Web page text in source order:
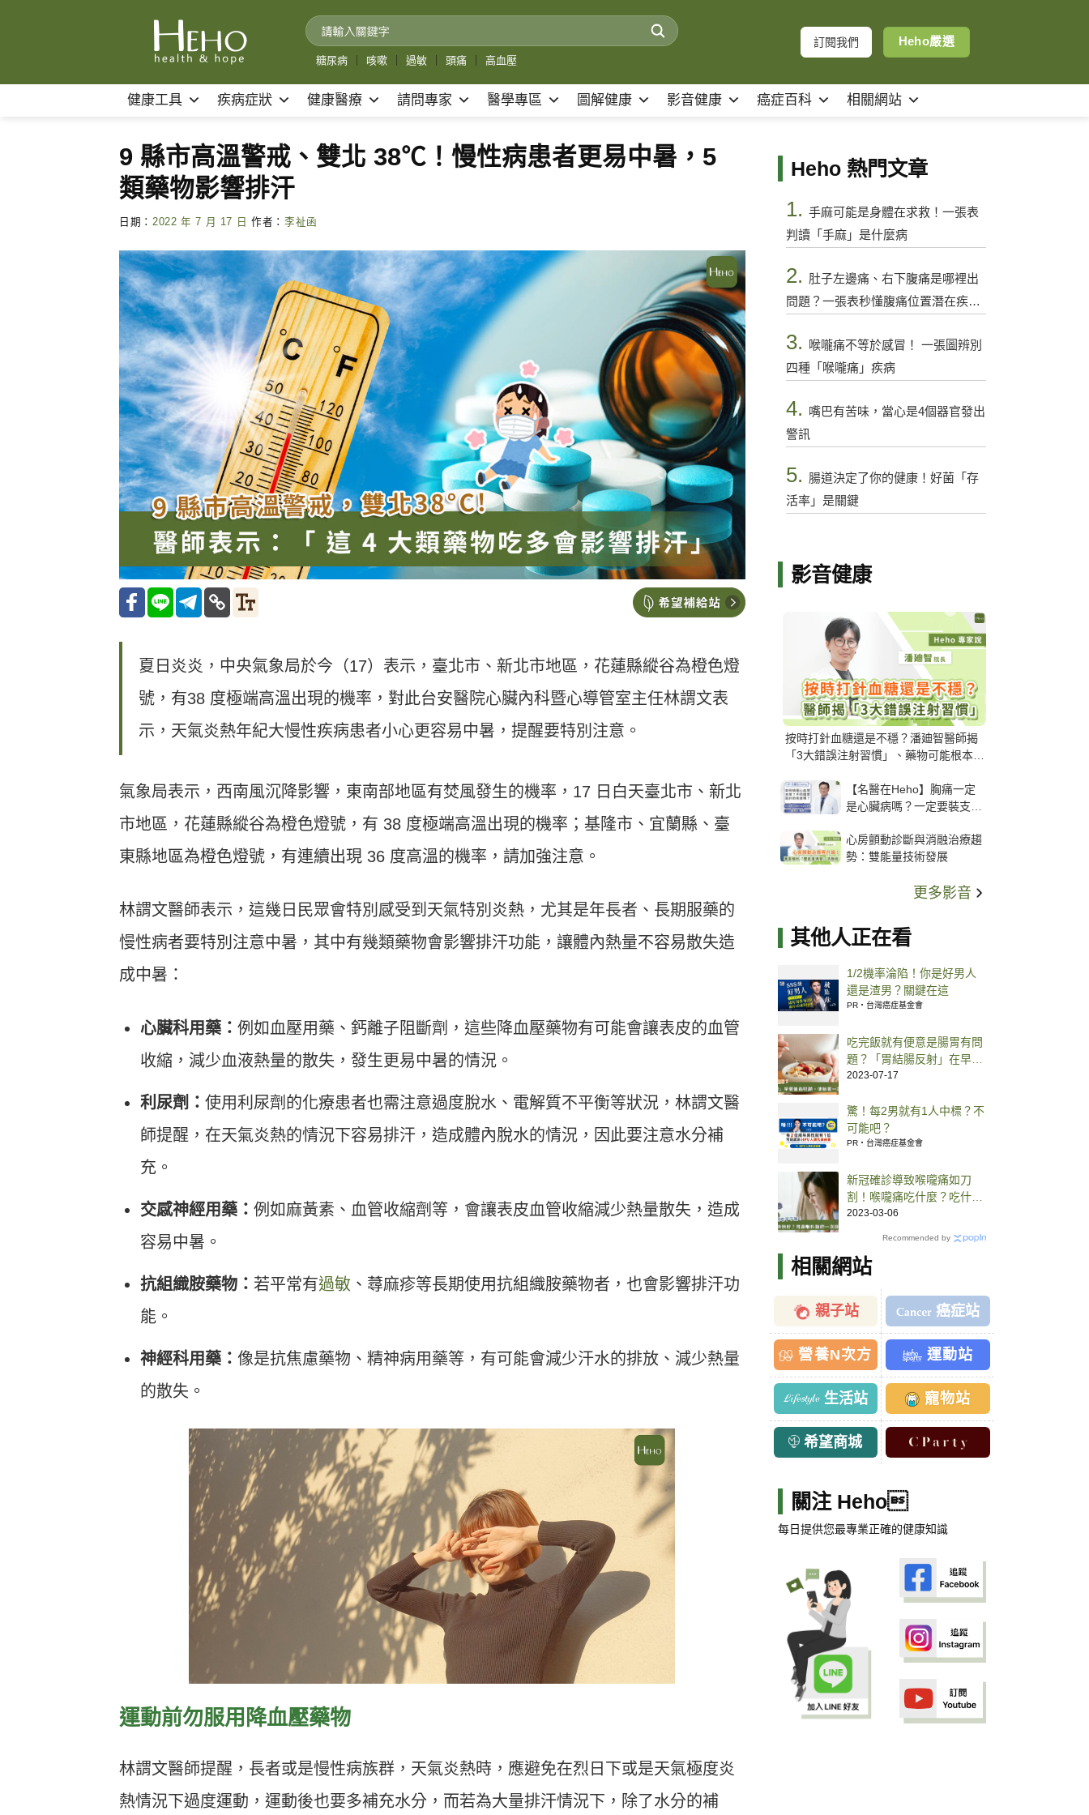
糖尿病 咳嗽 過敏 頭痛 高血壓
訂閱我們 Heho嚴選
健康工具 疾病症狀 健康醫療 請問專家 醫學專區 圖解健康 影音健康 癌症百科 相關網站
9 縣市高溫警戒、雙北 38℃！慢性病患者更易中暑，5
類藥物影響排汗
日期： 2022 年 7 月 17 日 作者： 李祉函
夏日炎炎，中央氣象局於今（17）表示，臺北市、新北市地區，花蓮縣縱谷為橙色燈
號，有38 度極端高溫出現的機率，對此台安醫院心臟內科暨心導管室主任林謂文表
示，天氣炎熱年紀大慢性疾病患者小心更容易中暑，提醒要特別注意。
氣象局表示，西南風沉降影響，東南部地區有焚風發生的機率，17 日白天臺北市、新北
市地區，花蓮縣縱谷為橙色燈號，有 38 度極端高溫出現的機率；基隆市、宜蘭縣、臺
東縣地區為橙色燈號，有連續出現 36 度高溫的機率，請加強注意。
林謂文醫師表示，這幾日民眾會特別感受到天氣特別炎熱，尤其是年長者、長期服藥的
慢性病者要特別注意中暑，其中有幾類藥物會影響排汗功能，讓體內熱量不容易散失造
成中暑：
心臟科用藥： 例如血壓用藥、鈣離子阻斷劑，這些降血壓藥物有可能會讓表皮的血管
收縮，減少血液熱量的散失，發生更易中暑的情況。
利尿劑： 使用利尿劑的化療患者也需注意過度脫水、電解質不平衡等狀況，林謂文醫
師提醒，在天氣炎熱的情況下容易排汗，造成體內脫水的情況，因此要注意水分補
充。
交感神經用藥： 例如麻黃素、血管收縮劑等，會讓表皮血管收縮減少熱量散失，造成
容易中暑。
抗組織胺藥物： 若平常有過敏 、蕁麻疹等長期使用抗組織胺藥物者，也會影響排汗功
能。
神經科用藥： 像是抗焦慮藥物、精神病用藥等，有可能會減少汗水的排放、減少熱量
的散失。
運動前勿服用降血壓藥物
林謂文醫師提醒，長者或是慢性病族群，天氣炎熱時，應避免在烈日下或是天氣極度炎
熱情況下過度運動，運動後也要多補充水分，而若為大量排汗情況下，除了水分的補
Heho 熱門文章
1. 手麻可能是身體在求救！一張表
判讀「手麻」是什麼病
2. 肚子左邊痛、右下腹痛是哪裡出
問題？一張表秒懂腹痛位置潛在疾病
3.
喉嚨痛不等於感冒！ 一張圖辨別
四種「喉嚨痛」疾病
4. 嘴巴有苦味，當心是4個器官發出
警訊
5. 腸道決定了你的健康！好菌「存
活率」是關鍵
影音健康
按時打針血糖還是不穩？潘廸智醫師揭
「3大錯誤注射習慣」、藥物可能根本沒
【名醫在Heho】胸痛一定
是心臟病嗎？一定要裝支
解析支架種類、風險與選擇
關鍵
心房顫動診斷與消融治療趨
勢：雙能量技術發展
更多影音
其他人正在看
1/2機率淪陷！你是好男人
還是渣男？關鍵在這
PR・台灣癌症基金會
吃完飯就有便意是腸胃有問
題？「胃結腸反射」在早餐
後最明顯
2023-07-17
驚！每2男就有1人中標？不
可能吧？
PR・台灣癌症基金會
新冠確診導致喉嚨痛如刀
割！喉嚨痛吃什麼？吃什麼
加速粘膜修復？
2023-03-06
Recommended by
相關網站
親子站 癌症站
營養N次方 運動站
生活站 寵物站
希望商城
關注 Heho
每日提供您最專業正確的健康知識